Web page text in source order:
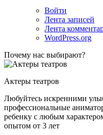
Войти
Лента записей
Лента
WordPress.org
Почему нас выбирают?
Актеры театров
Любуйтесь искренними
профессиональные
ребенку с любым
опытом от 3 лет